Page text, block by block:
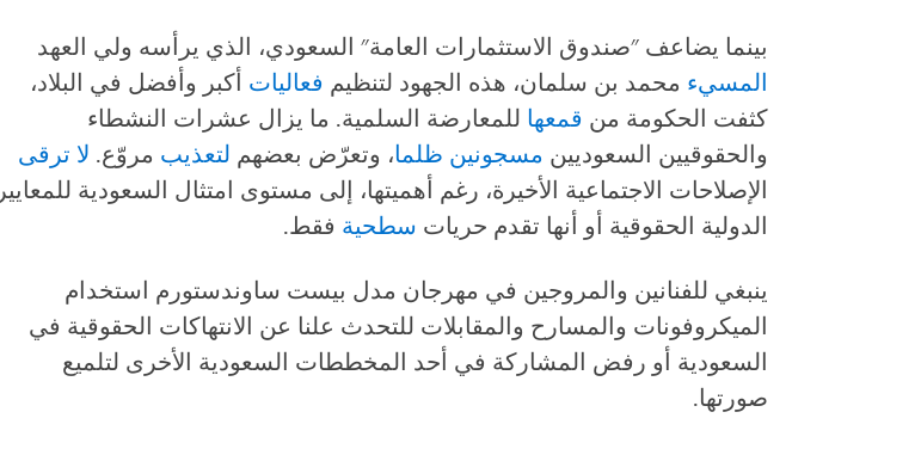
بينما يضاعف "صندوق الاستثمارات العامة" السعودي، الذي يرأسه ولي العهد
المسيء محمد بن سلمان، هذه الجهود لتنظيم فعاليات أكبر وأفضل في البلاد،
كثفت الحكومة من قمعها للمعارضة السلمية. ما يزال عشرات النشطاء
والحقوقيين السعوديين مسجونين ظلما، وتعرّض بعضهم لتعذيب مروّع. لا ترقى
الإصلاحات الاجتماعية الأخيرة، رغم أهميتها، إلى مستوى امتثال السعودية للمعايير
الدولية الحقوقية أو أنها تقدم حريات سطحية فقط.
ينبغي للفنانين والمروجين في مهرجان مدل بيست ساوندستورم استخدام
الميكروفونات والمسارح والمقابلات للتحدث علنا عن الانتهاكات الحقوقية في
السعودية أو رفض المشاركة في أحد المخططات السعودية الأخرى لتلميع
صورتها.